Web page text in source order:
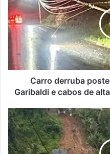
poste
na
subida
da
Lagoa
da
Garibaldi
cabos
alta
tensão
bloqueiam
trânsito
Carro derruba
Garibaldi e cabos de
Três
Coroas,
Igrejinha,
Parobé